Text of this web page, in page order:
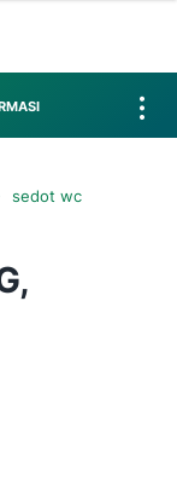
sedot wc